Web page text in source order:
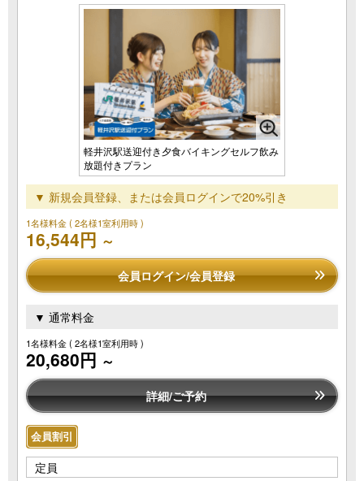
軽井沢駅送迎付き夕食バイキングセルフ飲み
放題付きプラン
▼ 新規会員登録、または会員ログインで20%引き
1名様料金( 2名様1室利用時 )
16,544円 ～
会員ログイン/会員登録
▼ 通常料金
1名様料金( 2名様1室利用時 )
20,680円 ～
詳細/ご予約
会員割引
定員